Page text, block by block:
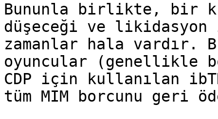
Bununla birlikte, bir
düşeceği ve
zamanlar hala vardır.
oyuncular (genellikle
CDP için kullanılan
tüm MIM borcunu geri